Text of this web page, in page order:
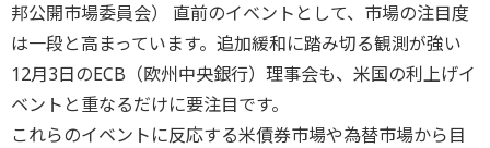
邦公開市場委員会） 直前のイベントとして、市場の注目度
は一段と高まっています。追加緩和に踏み切る観測が強い
12月3日のECB（欧州中央銀行）理事会も、米国の利上げイ
ベントと重なるだけに要注目です。
これらのイベントに反応する米債券市場や為替市場から目